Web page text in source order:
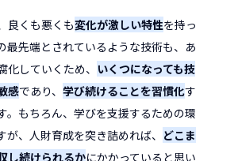
良くも悪くも変化が激しい特性を持っ
最先端とされているような技術も、あ
化していくため、 いくつになっても技
感であり、学び続けることを習慣化す
。もちろん、学びを支援するための環
が、人財育成を突き詰めれば、 どこま
し続けられるかにかかっていると思い